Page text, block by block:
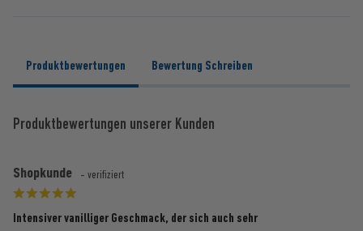
Produktbewertungen Bewertung Schreiben
Produktbewertungen unserer Kunden
Shopkunde - verifiziert
Intensiver vanilliger Geschmack, der sich auch sehr